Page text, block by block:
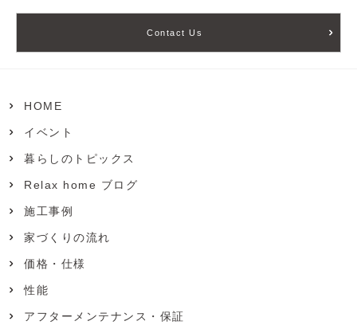
Contact Us
HOME
イベント
暮らしのトピックス
Relax home ブログ
施工事例
家づくりの流れ
価格・仕様
性能
アフターメンテナンス・保証